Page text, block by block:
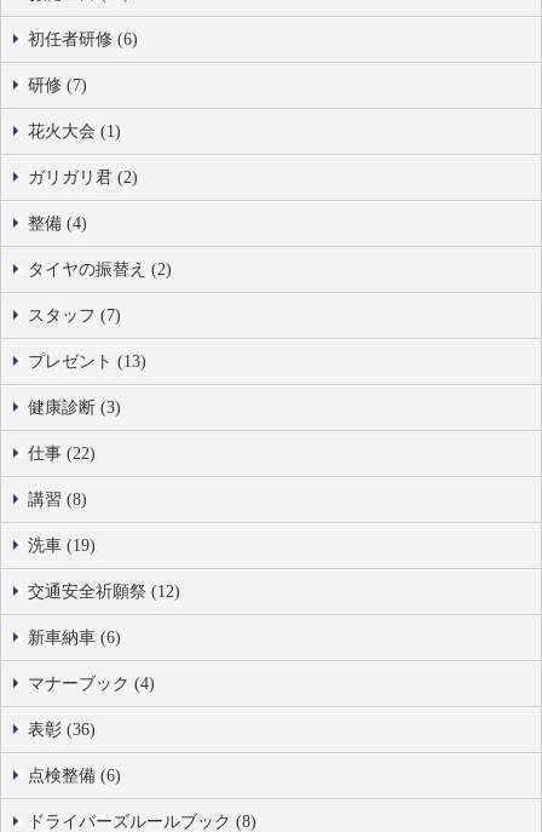
初任者研修 (6)
研修 (7)
花火大会 (1)
ガリガリ君 (2)
整備 (4)
タイヤの振替え (2)
スタッフ (7)
プレゼント (13)
健康診断 (3)
仕事 (22)
講習 (8)
洗車 (19)
交通安全祈願祭 (12)
新車納車 (6)
マナーブック (4)
表彰 (36)
点検整備 (6)
ドライバーズルールブック (8)